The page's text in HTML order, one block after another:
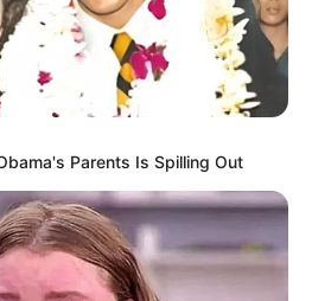
Cabin fever
terjadi karena isolasi dan
diberlakukan untuk mengurangi
melakukannya lama kelamaan akan
Parents Is Spilling Out